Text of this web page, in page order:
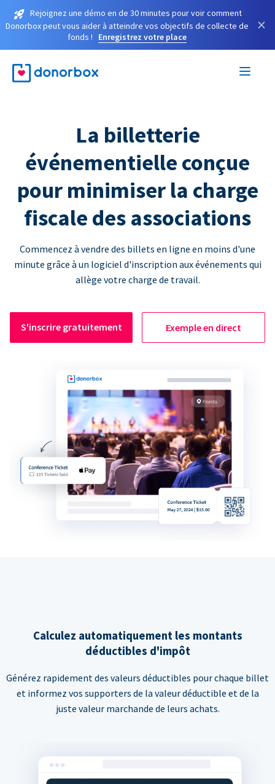
Rejoignez une démo en de 30 minutes pour voir comment
Donorbox peut vous aider à atteindre vos objectifs de collecte de
fonds !
Enregistrez votre place
×
La billetterie
événementielle conçue
pour minimiser la charge
fiscale des associations
Commencez à vendre des billets en ligne en moins d'une
minute grâce à un logiciel d'inscription aux événements qui
allège votre charge de travail.
S'inscrire gratuitement Exemple en direct
Calculez automatiquement les montants
déductibles d'impôt
Générez rapidement des valeurs déductibles pour chaque billet
et informez vos supporters de la valeur déductible et de la
juste valeur marchande de leurs achats.